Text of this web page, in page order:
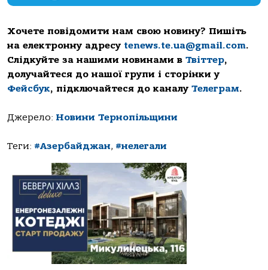
Хочете повідомити нам свою новину? Пишіть
на електронну адресу tenews.te.ua@gmail.com.
Слідкуйте за нашими новинами в Твіттер,
долучайтеся до нашої групи і сторінки у
Фейсбук, підключайтеся до каналу Телеграм.
Джерело: Новини Тернопільщини
Теги: #Азербайджан, #нелегали